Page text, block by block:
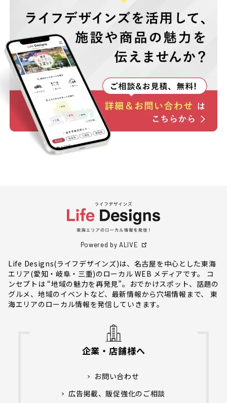
Powered by ALIVE
Life Designs(ライフデザインズ)は、名古屋を中心とした東海
エリア(愛知・岐阜・三重)のローカル WEB メディアです。 コ
ンセプトは “地域の魅力を再発見”。おでかけスポット、話題の
グルメ、地域のイベントなど、最新情報から穴場情報まで、 東
海エリアのローカル情報を発信していきます。
企業・店舗様へ
お問い合わせ
広告掲載、販促強化のご相談